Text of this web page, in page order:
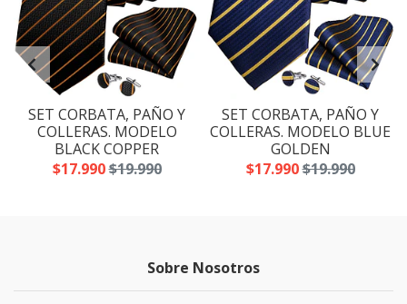
SET CORBATA, PAÑO Y
COLLERAS. MODELO
BLACK COPPER
$17.990$19.990
SET CORBATA, PAÑO Y
COLLERAS. MODELO BLUE
GOLDEN
$17.990$19.990
Sobre Nosotros